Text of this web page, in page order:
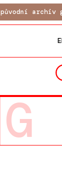
původní archiv
G